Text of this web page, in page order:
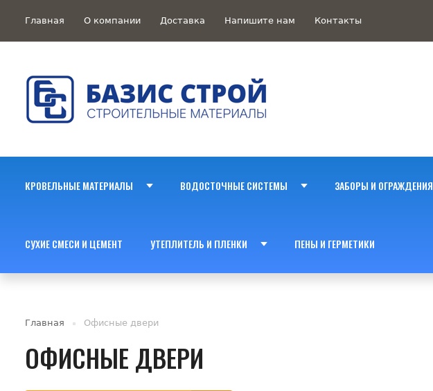
Главная О компании Доставка Напишите нам Контакты
КРОВЕЛЬНЫЕ МАТЕРИАЛЫ ВОДОСТОЧНЫЕ СИСТЕМЫ ЗАБОРЫ И ОГРАЖДЕНИЯ
СУХИЕ СМЕСИ И ЦЕМЕНТ УТЕПЛИТЕЛЬ И ПЛЕНКИ ПЕНЫ И ГЕРМЕТИКИ
Главная Офисные двери
ОФИСНЫЕ ДВЕРИ